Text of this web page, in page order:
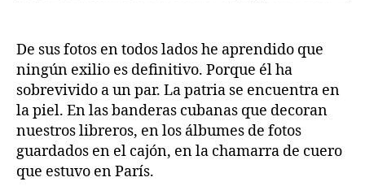
De sus fotos en todos lados he aprendido que
ningún exilio es definitivo. Porque él ha
sobrevivido a un par. La patria se encuentra en
la piel. En las banderas cubanas que decoran
nuestros libreros, en los álbumes de fotos
guardados en el cajón, en la chamarra de cuero
que estuvo en París.